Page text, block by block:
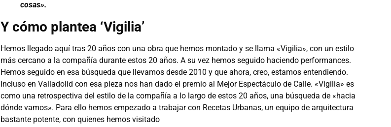
cosas».
Y cómo plantea ‘Vigilia’
Hemos llegado aquí tras 20 años con una obra que hemos montado y se llama «Vigilia», con un estilo
más cercano a la compañía durante estos 20 años. A su vez hemos seguido haciendo performances.
Hemos seguido en esa búsqueda que llevamos desde 2010 y que ahora, creo, estamos entendiendo.
Incluso en Valladolid con esa pieza nos han dado el premio al Mejor Espectáculo de Calle. «Vigilia» es
como una retrospectiva del estilo de la compañía a lo largo de estos 20 años, una búsqueda de «hacia
dónde vamos». Para ello hemos empezado a trabajar con Recetas Urbanas, un equipo de arquitectura
bastante potente, con quienes hemos visitado